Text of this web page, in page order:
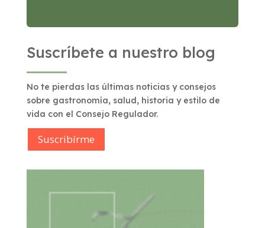
Suscríbete a nuestro blog
No te pierdas las últimas noticias y consejos
sobre gastronomía, salud, historia y estilo de
vida con el Consejo Regulador.
Suscribírme